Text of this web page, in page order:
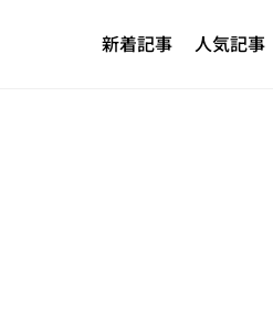
新着記事 人気記事